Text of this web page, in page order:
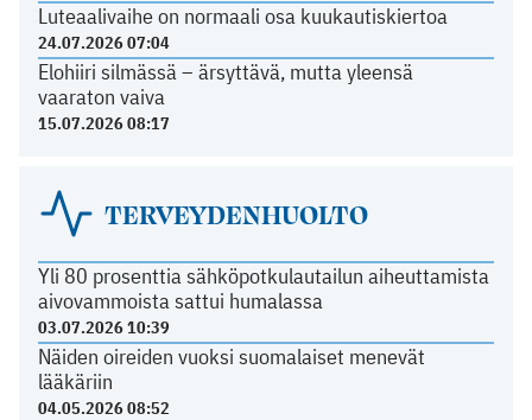
Luteaalivaihe on normaali osa kuukautiskiertoa
24.07.2026 07:04
Elohiiri silmässä – ärsyttävä, mutta yleensä
vaaraton vaiva
15.07.2026 08:17
TERVEYDENHUOLTO
Yli 80 prosenttia sähköpotkulautailun aiheuttamista
aivovammoista sattui humalassa
03.07.2026 10:39
Näiden oireiden vuoksi suomalaiset menevät
lääkäriin
04.05.2026 08:52